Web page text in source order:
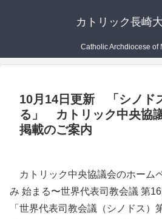
カトリック長崎
Catholic Archdiocese of
10月14日更新 「シノド
る」 カトリック中央協
掲載のご案内
カトリック中央協議会のホーム
み 始まる〜世界代表司教会議 第
「世界代表司教会議（シノドス）